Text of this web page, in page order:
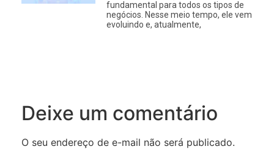
fundamental para todos os tipos de
negócios. Nesse meio tempo, ele vem
evoluindo e, atualmente,
Deixe um comentário
O seu endereço de e-mail não será publicado.